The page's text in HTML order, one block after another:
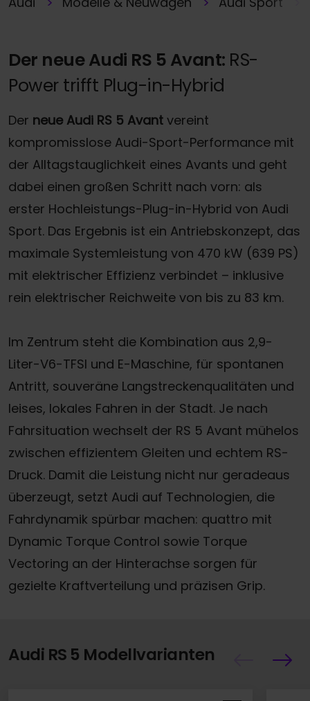
Der neue Audi RS 5 Avant: RS-
Power trifft Plug-in-Hybrid
Der neue Audi RS 5 Avant vereint
kompromisslose Audi-Sport-Performance mit
der Alltagstauglichkeit eines Avants und geht
dabei einen großen Schritt nach vorn: als
erster Hochleistungs-Plug-in-Hybrid von Audi
Sport. Das Ergebnis ist ein Antriebskonzept, das
maximale Systemleistung von 470 kW (639 PS)
mit elektrischer Effizienz verbindet – inklusive
rein elektrischer Reichweite von bis zu 83 km.
Im Zentrum steht die Kombination aus 2,9-
Liter-V6-TFSI und E-Maschine, für spontanen
Antritt, souveräne Langstreckenqualitäten und
leises, lokales Fahren in der Stadt. Je nach
Fahrsituation wechselt der RS 5 Avant mühelos
zwischen effizientem Gleiten und echtem RS-
Druck. Damit die Leistung nicht nur geradeaus
überzeugt, setzt Audi auf Technologien, die
Fahrdynamik spürbar machen: quattro mit
Dynamic Torque Control sowie Torque
Vectoring an der Hinterachse sorgen für
gezielte Kraftverteilung und präzisen Grip.
Audi RS 5 Modellvarianten